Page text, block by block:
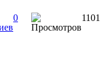
0
1101